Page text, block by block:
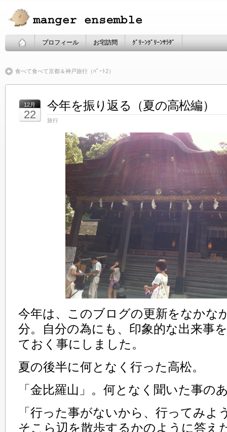
プロフィール お宅訪問 ｸﾞﾘｰﾝｸﾞﾘｰﾝｻﾗﾀﾞ
食べて食べて京都＆神戸旅行（ﾊﾟｰﾄ2）
12月
22
今年を振り返る（夏の高松編）
旅行
今年は、このブログの更新をなかな
分。自分の為にも、印象的な出来事
ておく事にしました。
夏の後半に何となく行った高松。
「金比羅山」。何となく聞いた事の
「行った事がないから、行ってみよ
そこら辺を散歩するかのように答